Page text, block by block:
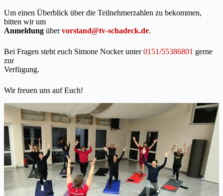
Um einen Überblick über die Teilnehmerzahlen zu bekommen,
bitten wir um
Anmeldung übervorstand@tv-schadeck.de.
Bei Fragen steht euch Simone Nocker unter0151/55386801 gerne
zur
Verfügung.
Wir freuen uns auf Euch!